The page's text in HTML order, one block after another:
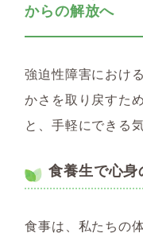
からの解放へ
強迫性障害におけ
かさを取り戻すた
と、手軽にできる
食養生で心
食事は、私たちの